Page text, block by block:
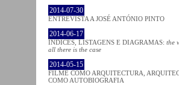
2014-07-30
ENTREVISTA A JOSÉ ANTÓNIO PINTO
2014-06-17
ÍNDICES, LISTAGENS E DIAGRAMAS: the
all there is the case
2014-05-15
FILME COMO ARQUITECTURA,
COMO AUTOBIOGRAFIA